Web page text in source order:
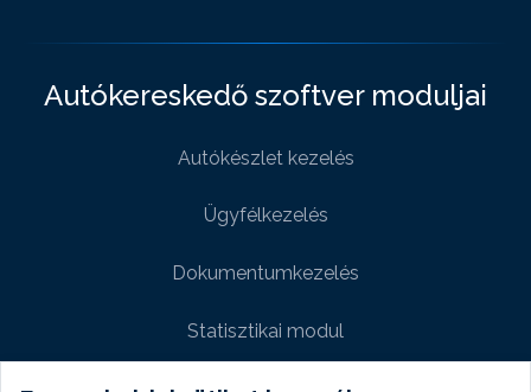
Autókereskedő szoftver moduljai
Autókészlet kezelés
Ügyfélkezelés
Dokumentumkezelés
Statisztikai modul